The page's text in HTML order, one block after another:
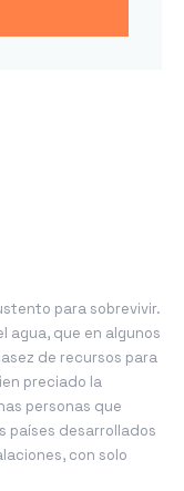
para sobrevivir.
agua, que en algunos
de recursos para
preciado la
personas que
países desarrollados
con solo